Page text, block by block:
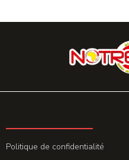
Politique de confidentialité